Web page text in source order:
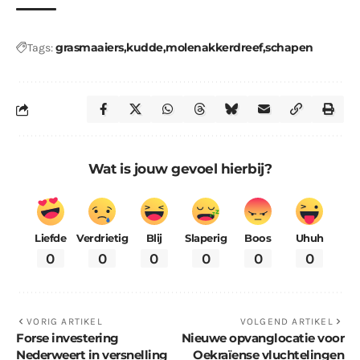
Tags:grasmaaierskuddemolenakkerdreefschapen
Wat is jouw gevoel hierbij?
Liefde
0
Verdrietig
0
Blij
0
Slaperig
0
Boos
0
Uhuh
0
VORIG ARTIKEL
Forse investering
Nederweert in versnelling
VOLGEND ARTIKEL
Nieuwe opvanglocatie voor
Oekraïense vluchtelingen